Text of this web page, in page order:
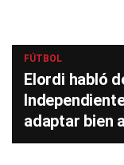
FÚTBOL
Elordi habló
adaptar bien